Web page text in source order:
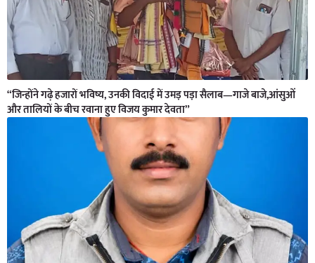
“जिन्होंने गढ़े हजारों भविष्य, उनकी विदाई में उमड़ पड़ा सैलाब—गाजे बाजे,आंसुओं
और तालियों के बीच रवाना हुए विजय कुमार देवता”